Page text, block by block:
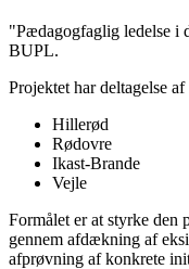
"Pædagogfaglig ledelse i
BUPL.
Projektet har deltagelse
Hillerød
Rødovre
Ikast-Brande
Vejle
Formålet er at styrke den
gennem afdækning af
afprøvning af konkrete